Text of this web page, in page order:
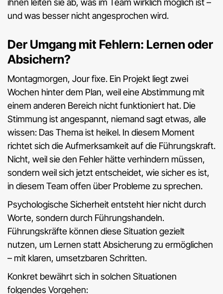
ihnen leiten sie ab, was im Team wirklich möglich ist –
und was besser nicht angesprochen wird.
Der Umgang mit Fehlern: Lernen oder
Absichern?
Montagmorgen, Jour fixe. Ein Projekt liegt zwei
Wochen hinter dem Plan, weil eine Abstimmung mit
einem anderen Bereich nicht funktioniert hat. Die
Stimmung ist angespannt, niemand sagt etwas, alle
wissen: Das Thema ist heikel. In diesem Moment
richtet sich die Aufmerksamkeit auf die Führungskraft.
Nicht, weil sie den Fehler hätte verhindern müssen,
sondern weil sich jetzt entscheidet, wie sicher es ist,
in diesem Team offen über Probleme zu sprechen.
Psychologische Sicherheit entsteht hier nicht durch
Worte, sondern durch Führungshandeln.
Führungskräfte können diese Situation gezielt
nutzen, um Lernen statt Absicherung zu ermöglichen
– mit klaren, umsetzbaren Schritten.
Konkret bewährt sich in solchen Situationen
folgendes Vorgehen: